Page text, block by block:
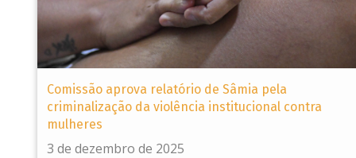
Comissão aprova relatório de Sâmia pela
criminalização da violência institucional contra
mulheres
3 de dezembro de 2025